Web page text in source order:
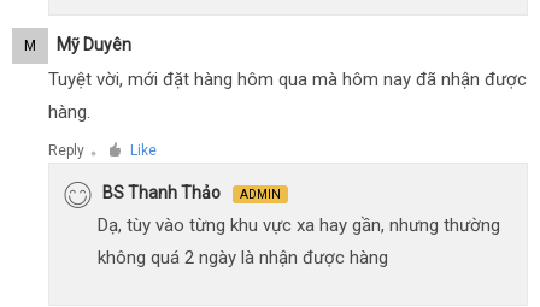
M Mỹ Duyên
Tuyệt vời, mới đặt hàng hôm qua mà hôm nay đã nhận được
hàng.
Reply ● Like
BS Thanh Thảo ADMIN
Dạ, tùy vào từng khu vực xa hay gần, nhưng thường
không quá 2 ngày là nhận được hàng